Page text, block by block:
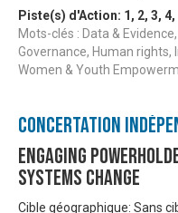
Piste(s) d'Action: 1 , 2, 3, 4,
Mots-clés : Data &
Governance, Human rights,
Women & Youth
Concertation
Engaging
Systems Change
Cible géographique: Sans